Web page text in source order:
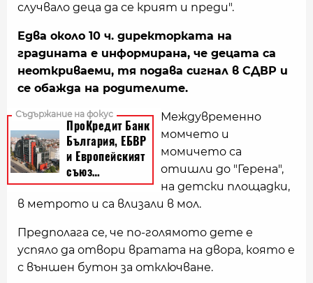
случвало деца да се крият и преди".
Едва около 10 ч. директорката на
градината е информирана, че децата са
неоткриваеми, тя подава сигнал в СДВР и
се обажда на родителите.
Междувременно
момчето и
момичето са
отишли до "Герена",
на детски площадки,
в метрото и са влизали в мол.
Предполага се, че по-голямото дете е
успяло да отвори вратата на двора, която е
с външен бутон за отключване.